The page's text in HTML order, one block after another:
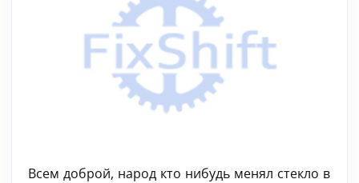
Всем доброй, народ кто нибудь менял стекло в